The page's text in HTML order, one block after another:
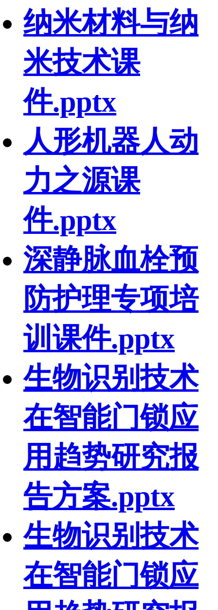
纳米材料与纳
米技术课
件.pptx
人形机器人动
力之源课
件.pptx
深静脉血栓预
防护理专项培
训课件.pptx
生物识别技术
在智能门锁应
用趋势研究报
告方案.pptx
生物识别技术
在智能门锁应